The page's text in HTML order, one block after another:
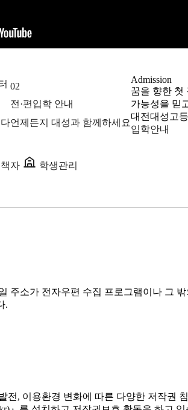
02
전·편입학 안내
언제든지 대성과 함께하세요
Admission
꿈을 향한 첫
가능성을 믿
대전대성고
입학안내
자
학생관리
주소가 전자우편 수집 프로그램이나 그
.
전, 이용환경 변화에 따른 다양한 저작권